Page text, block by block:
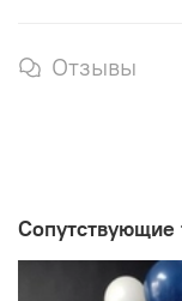
Отзывы
Сопутствующие